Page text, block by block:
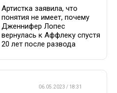
Артистка заявила, что
понятия не имеет, почему
Дженнифер Лопес
вернулась к Аффлеку спустя
20 лет после развода
06.05.2023 / 18:31